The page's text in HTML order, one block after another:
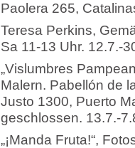
Paolera 265,
Teresa Perkins,
Sa 11-13 Uhr. 12.7.-
„Vislumbres
Malern. Pabellón de
Justo 1300, Puerto
geschlossen. 13.7.-
„¡Manda Fruta!“,